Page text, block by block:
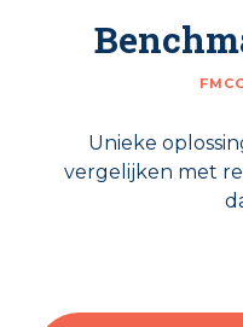
Unieke
vergelijken met